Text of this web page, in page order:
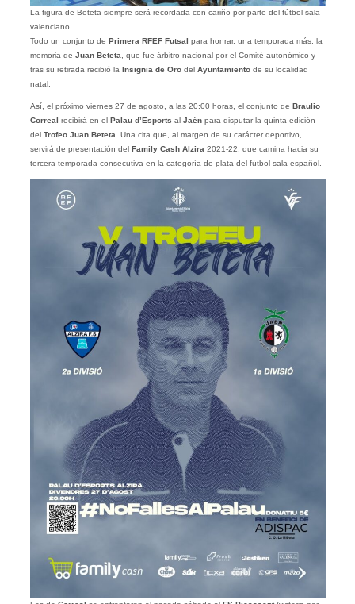
La figura de Beteta siempre será recordada con cariño por parte del fútbol sala
valenciano.
Todo un conjunto de Primera RFEF Futsal para honrar, una temporada más, la
memoria de Juan Beteta , que fue árbitro nacional por el Comité autonómico y
tras su retirada recibió la Insignia de Oro del Ayuntamiento de su localidad
natal.
Así, el próximo viernes 27 de agosto, a las 20:00 horas, el conjunto de Braulio
Correal recibirá en el Palau d’Esports al Jaén para disputar la quinta edición
del Trofeo Juan Beteta . Una cita que, al margen de su carácter deportivo,
servirá de presentación del Family Cash Alzira 2021-22, que camina hacia su
tercera temporada consecutiva en la categoría de plata del fútbol sala español.